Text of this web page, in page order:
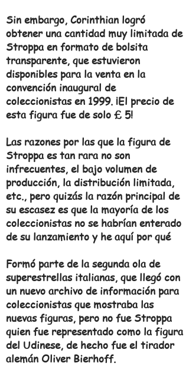
Sin embargo, Corinthian logró
obtener una cantidad muy limitada de
Stroppa en formato de bolsita
transparente, que estuvieron
disponibles para la venta en la
convención inaugural de
coleccionistas en 1999. ¡El precio de
esta figura fue de solo £ 5!
Las razones por las que la figura de
Stroppa es tan rara no son
infrecuentes, el bajo volumen de
producción, la distribución limitada,
etc., pero quizás la razón principal de
su escasez es que la mayoría de los
coleccionistas no se habrían enterado
de su lanzamiento y he aquí por qué
Formó parte de la segunda ola de
superestrellas italianas, que llegó con
un nuevo archivo de información para
coleccionistas que mostraba las
nuevas figuras, pero no fue Stroppa
quien fue representado como la figura
del Udinese, de hecho fue el tirador
alemán Oliver Bierhoff.